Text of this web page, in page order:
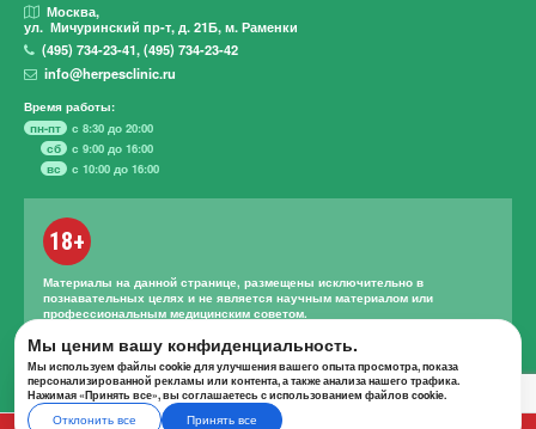
Москва,
ул. Мичуринский пр-т, д. 21Б, м. Раменки
(495)734-23-41,(495)734-23-42
info@herpesclinic.ru
Время работы:
пн-пт
с 8:30 до 20:00
сб
с 9:00 до 16:00
вс
с 10:00 до 16:00
18+
Материалы на данной странице, размещены исключительно в
познавательных целях и не является научным материалом или
профессиональным медицинским советом.
Правильное лечение и назначение лекарственных средств может
проводиться только квалифицированным специалистом с учетом
проведенной диагностики и истории болезни.
Мы ценим вашу конфиденциальность.
Мы используем файлы cookie для улучшения вашего опыта просмотра, показа
персонализированной рекламы или контента, а также анализа нашего трафика.
Нажимая «Принять все», вы соглашаетесь с использованием файлов cookie.
Отклонить все Принять все